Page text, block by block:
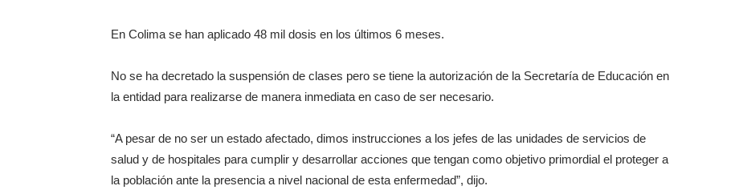
En Colima se han aplicado 48 mil dosis en los últimos 6 meses.
No se ha decretado la suspensión de clases pero se tiene la autorización de la Secretaría de Educación en
la entidad para realizarse de manera inmediata en caso de ser necesario.
“A pesar de no ser un estado afectado, dimos instrucciones a los jefes de las unidades de servicios de
salud y de hospitales para cumplir y desarrollar acciones que tengan como objetivo primordial el proteger a
la población ante la presencia a nivel nacional de esta enfermedad”, dijo.